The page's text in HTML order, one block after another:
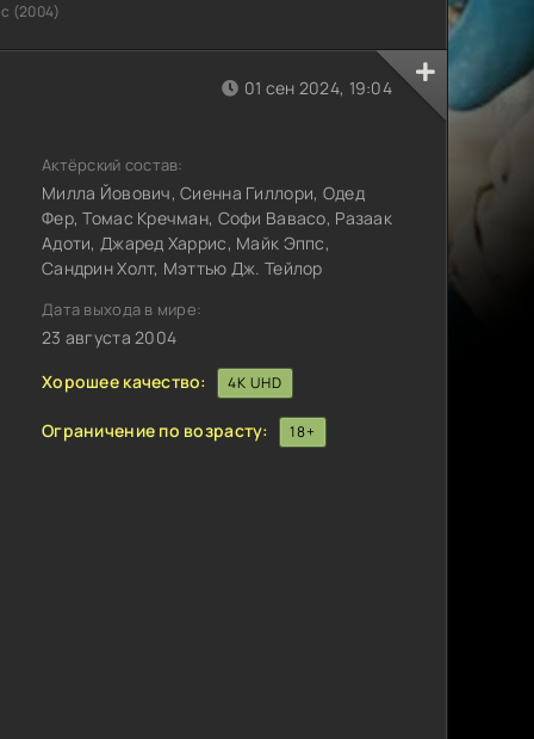
(2004)
01 сен 2024, 19:04
Актёрский состав:
Милла Йовович, Сиенна Гиллори, Одед
Фер, Томас Кречман, Софи Вавасо, Разаак
Адоти, Джаред Харрис, Майк Эппс,
Сандрин Холт, Мэттью Дж. Тейлор
Дата выхода в мире:
23 августа 2004
Хорошее качество:
4K UHD
Ограничение по возрасту: 18+